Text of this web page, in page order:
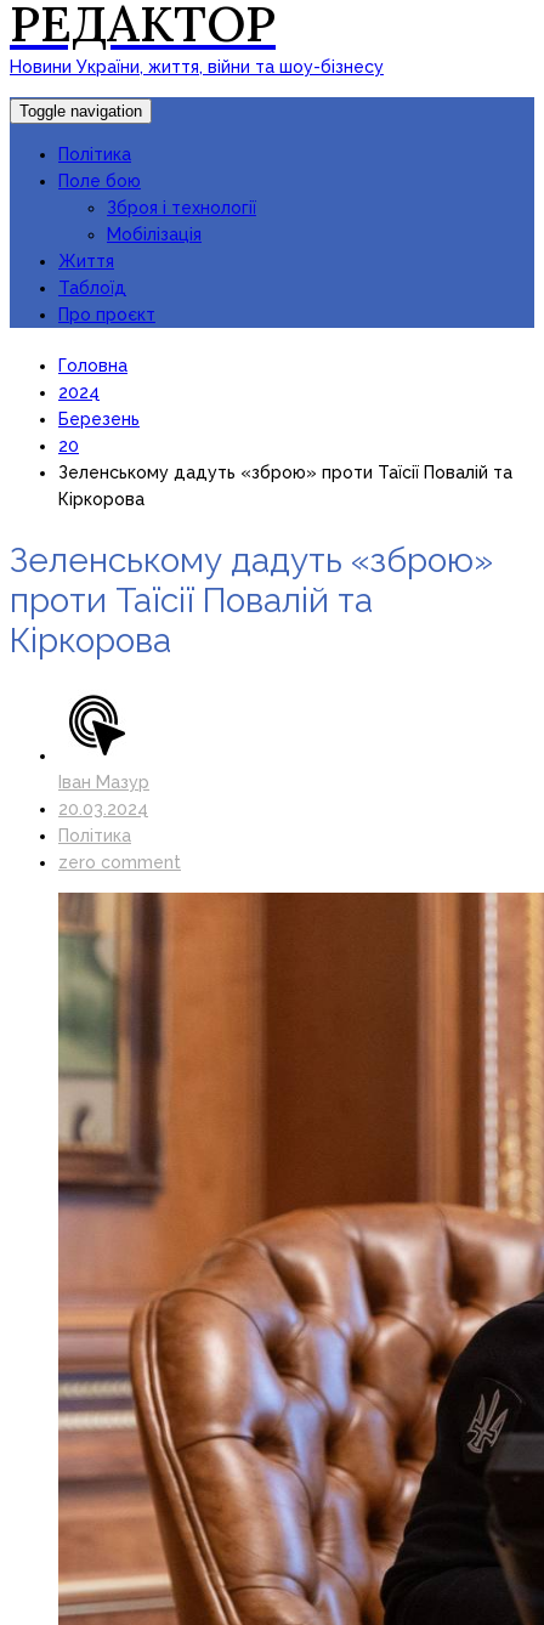
РЕДАКТОР
Новини України, життя, війни та шоу-бізнесу
Toggle navigation
Політика
Поле бою
Зброя і технології
Мобілізація
Життя
Таблоїд
Про проєкт
Головна
2024
Березень
20
Зеленському дадуть «зброю» проти Таїсії Повалій та
Кіркорова
Зеленському дадуть «зброю»
проти Таїсії Повалій та
Кіркорова
Іван Мазур
20.03.2024
Політика
zero comment